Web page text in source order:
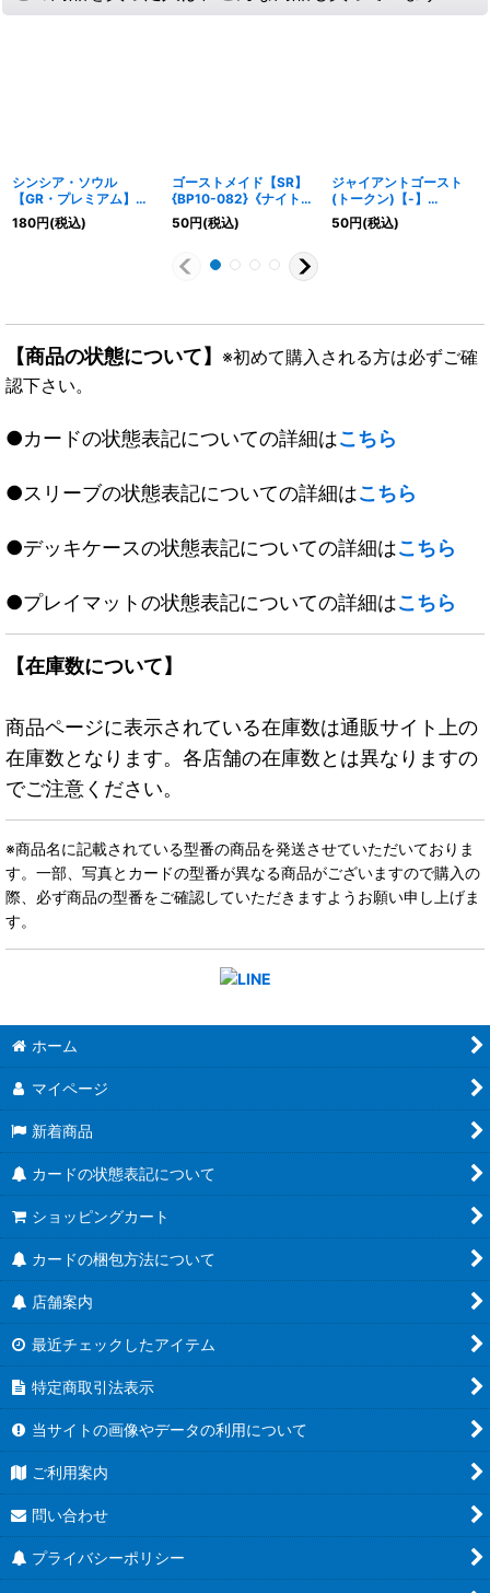
シンシア・ソウル
【GR・プレミアム】
{BP10-P17}《ナイトメ
ア》
180円(税込)
ゴーストメイド【SR】
{BP10-082}《ナイトメ
ア》
50円(税込)
ジャイアントゴースト
(トークン)【-】
{ETD02-T01}《ナイト
メア》
50円(税込)
【商品の状態について】 ※初めて購入される方は必ずご確
認下さい。
●カードの状態表記についての詳細はこちら
●スリーブの状態表記についての詳細はこちら
●デッキケースの状態表記についての詳細はこちら
●プレイマットの状態表記についての詳細はこちら
【在庫数について】
商品ページに表示されている在庫数は通販サイト上の
在庫数となります。各店舗の在庫数とは異なりますの
でご注意ください。
※商品名に記載されている型番の商品を発送させていただいておりま
す。一部、写真とカードの型番が異なる商品がございますので購入の
際、必ず商品の型番をご確認していただきますようお願い申し上げま
す。
ホーム
マイページ
新着商品
カードの状態表記について
ショッピングカート
カードの梱包方法について
店舗案内
最近チェックしたアイテム
特定商取引法表示
当サイトの画像やデータの利用について
ご利用案内
問い合わせ
プライバシーポリシー